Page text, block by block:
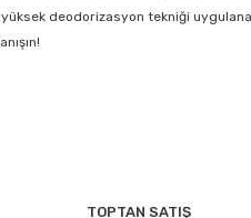
deodorizasyon tekniği
TOPTAN SATIŞ